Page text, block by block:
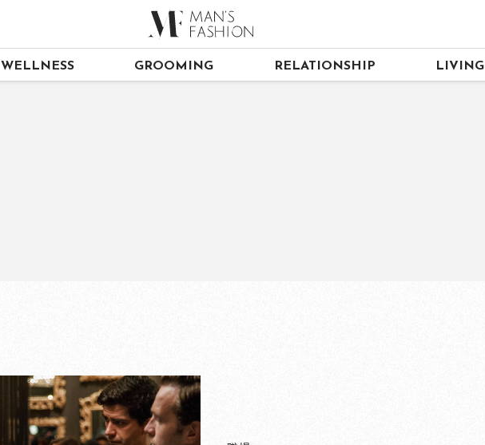
WELLNESS GROOMING RELATIONSHIP LIVING